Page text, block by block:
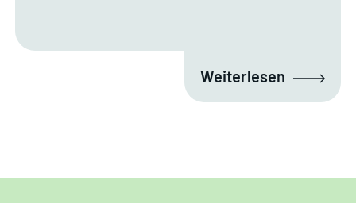
Weiterlesen